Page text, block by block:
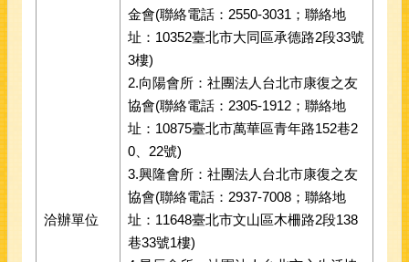
洽辦單位
金會(聯絡電話：2550-3031；聯絡地
址：10352臺北市大同區承德路2段33號
3樓)
2.向陽會所：社團法人台北市康復之友
協會(聯絡電話：2305-1912；聯絡地
址：10875臺北市萬華區青年路152巷2
0、22號)
3.興隆會所：社團法人台北市康復之友
協會(聯絡電話：2937-7008；聯絡地
址：11648臺北市文山區木柵路2段138
巷33號1樓)